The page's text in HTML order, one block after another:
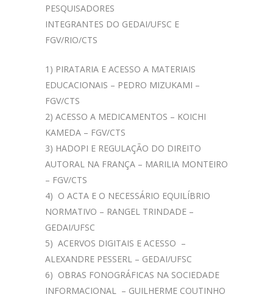
PESQUISADORES
INTEGRANTES DO GEDAI/UFSC E
FGV/RIO/CTS
1) PIRATARIA E ACESSO A MATERIAIS
EDUCACIONAIS – PEDRO MIZUKAMI –
FGV/CTS
2) ACESSO A MEDICAMENTOS – KOICHI
KAMEDA – FGV/CTS
3) HADOPI E REGULAÇÃO DO DIREITO
AUTORAL NA FRANÇA – MARILIA MONTEIRO
– FGV/CTS
4) O ACTA E O NECESSÁRIO EQUILÍBRIO
NORMATIVO – RANGEL TRINDADE –
GEDAI/UFSC
5) ACERVOS DIGITAIS E ACESSO –
ALEXANDRE PESSERL – GEDAI/UFSC
6) OBRAS FONOGRÁFICAS NA SOCIEDADE
INFORMACIONAL – GUILHERME COUTINHO